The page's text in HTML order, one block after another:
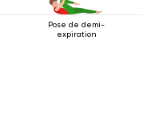
Pose de demi-
expiration